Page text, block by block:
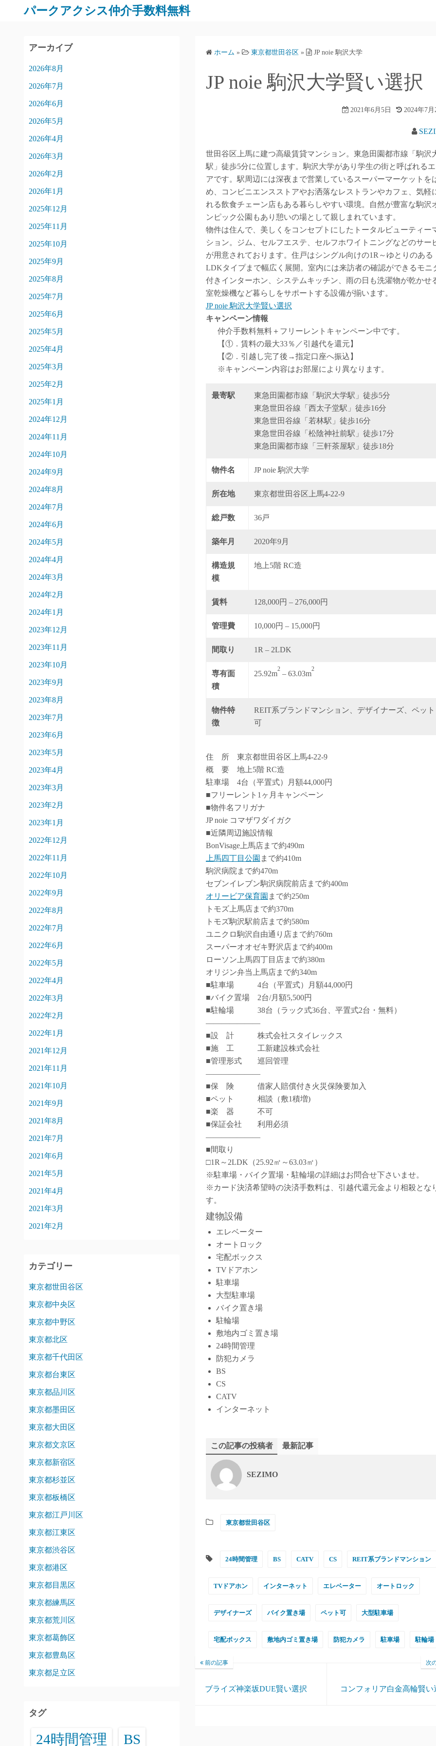
パークアクシス仲介手数料無料
ホーム » 東京都世田谷区 » JP noie 駒沢大学
JP noie 駒沢大学賢い選択
2021年6月5日 2024年7月
世田谷区上馬に建つ高級賃貸マンション。東急田園都市線「駒沢
駅」徒歩5分に位置します。駒沢大学があり学生の街と呼ばれる
アです。駅周辺には深夜まで営業しているスーパーマーケットを
め、コンビニエンスストアやお洒落なレストランやカフェ、気軽
れる飲食チェーン店もある暮らしやすい環境。自然が豊富な駒沢
ンピック公園もあり憩いの場として親しまれています。
物件は住んで、美しくをコンセプトにしたトータルビューティー
ション。ジム、セルフエステ、セルフホワイトニングなどのサー
が用意されております。住戸はシングル向けの1R～ゆとりのある
LDKタイプまで幅広く展開。室内には来訪者の確認ができるモニ
付きインターホン、システムキッチン、雨の日も洗濯物が乾かせ
室乾燥機など暮らしをサポートする設備が揃います。
JP noie 駒沢大学賢い選択
キャンペーン情報
仲介手数料無料 ＋ フリーレント キャンペーン中です。
【①．賃料の最大33％／引越代を還元】
【②．引越し完了後→指定口座へ振込】
※キャンペーン内容はお部屋により異なります。
最寄駅
東急田園都市線「駒沢大学駅」徒歩5分
東急世田谷線「西太子堂駅」徒歩16分
東急世田谷線「若林駅」徒歩16分
東急世田谷線「松陰神社前駅」徒歩17分
東急田園都市線「三軒茶屋駅」徒歩18分
物件名 JP noie 駒沢大学
所在地 東京都世田谷区上馬4-22-9
総戸数 36戸
築年月 2020年9月
構造規
模
地上5階 RC造
賃料 128,000円 – 276,000円
管理費 10,000円 – 15,000円
間取り 1R – 2LDK
専有面
積
25.92m
2
– 63.03m
2
物件特
徴
REIT系ブランドマンション、デザイナーズ、ペット
可
住 所 東京都世田谷区上馬4-22-9
概 要 地上5階 RC造
駐車場 4台（平置式）月額44,000円
■フリーレント1ヶ月キャンペーン
■物件名フリガナ
JP noie コマザワダイガク
■近隣周辺施設情報
BonVisage上馬店まで約490m
上馬四丁目公園 まで約410m
駒沢病院まで約470m
セブンイレブン駒沢病院前店まで約400m
オリービア保育園 まで約250m
トモズ上馬店まで約370m
トモズ駒沢駅前店まで約580m
ユニクロ駒沢自由通り店まで約760m
スーパーオオゼキ野沢店まで約400m
ローソン上馬四丁目店まで約380m
オリジン弁当上馬店まで約340m
■駐車場 4台（平置式）月額44,000円
■バイク置場 2台/月額5,500円
■駐輪場 38台（ラック式36台、平置式2台・無料）
―――――――
■設 計 株式会社スタイレックス
■施 工 工新建設株式会社
■管理形式 巡回管理
―――――――
■保 険 借家人賠償付き火災保険要加入
■ペット 相談（敷1積増)
■楽 器 不可
■保証会社 利用必須
―――――――
■間取り
□1R～2LDK（25.92㎡～63.03㎡）
※駐車場・バイク置場・駐輪場の詳細はお問合せ下さいませ。
※カード決済希望時の決済手数料は、引越代還元金より相殺とな
す。
建物設備
エレベーター
オートロック
宅配ボックス
TVドアホン
駐車場
大型駐車場
バイク置き場
駐輪場
敷地内ゴミ置き場
24時間管理
防犯カメラ
BS
CS
CATV
インターネット
この記事の投稿者 最新記事
SEZIMO
東京都世田谷区
24時間管理 BS CATV CS REIT系ブランドマンション
TVドアホン インターネット エレベーター オートロック
デザイナーズ バイク置き場 ペット可 大型駐車場
宅配ボックス 敷地内ゴミ置き場 防犯カメラ 駐車場 駐輪場
前の記事
ブライズ神楽坂DUE賢い選択
次
コンフォリア白金高輪賢い
アーカイブ
2026年8月
2026年7月
2026年6月
2026年5月
2026年4月
2026年3月
2026年2月
2026年1月
2025年12月
2025年11月
2025年10月
2025年9月
2025年8月
2025年7月
2025年6月
2025年5月
2025年4月
2025年3月
2025年2月
2025年1月
2024年12月
2024年11月
2024年10月
2024年9月
2024年8月
2024年7月
2024年6月
2024年5月
2024年4月
2024年3月
2024年2月
2024年1月
2023年12月
2023年11月
2023年10月
2023年9月
2023年8月
2023年7月
2023年6月
2023年5月
2023年4月
2023年3月
2023年2月
2023年1月
2022年12月
2022年11月
2022年10月
2022年9月
2022年8月
2022年7月
2022年6月
2022年5月
2022年4月
2022年3月
2022年2月
2022年1月
2021年12月
2021年11月
2021年10月
2021年9月
2021年8月
2021年7月
2021年6月
2021年5月
2021年4月
2021年3月
2021年2月
カテゴリー
東京都世田谷区
東京都中央区
東京都中野区
東京都北区
東京都千代田区
東京都台東区
東京都品川区
東京都墨田区
東京都大田区
東京都文京区
東京都新宿区
東京都杉並区
東京都板橋区
東京都江戸川区
東京都江東区
東京都渋谷区
東京都港区
東京都目黒区
東京都練馬区
東京都荒川区
東京都葛飾区
東京都豊島区
東京都足立区
タグ
24時間管理 BS